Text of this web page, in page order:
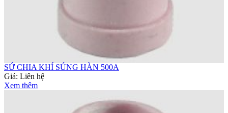
SỨ CHIA KHÍ SÚNG HÀN 500A
Giá: Liên hệ
Xem thêm